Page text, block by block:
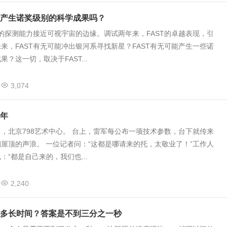
生诺奖级别的科学成果吗？
探测能力接近可视宇宙的边缘。调试两年来，FAST的卓越表现，引
，FAST有无可能冲出银河系寻找新星？FAST有无可能产生一些诺
？这一切，取决于FAST...
3,074
北京798艺术中心。 台上，雷军每公布一项技术参数，台下就传来
顶的声浪。 一位记者问：“这都是哪请来的托，太敬业了！”工作人
“都是自己来的，我们也...
2,240
长时间？答案是不到三分之一秒